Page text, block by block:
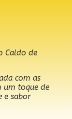
Caldo de
com as
um toque de
e sabor